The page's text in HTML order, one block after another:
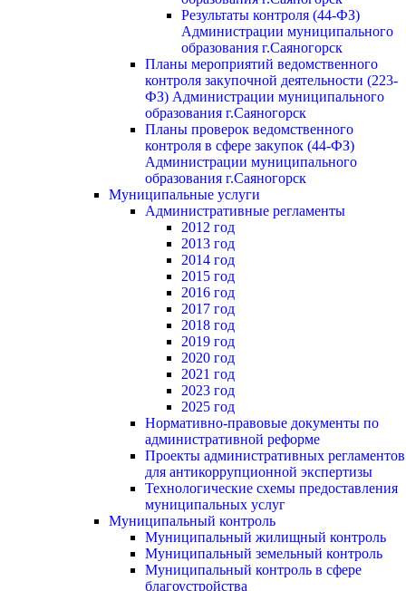
Результаты контроля (44-ФЗ)
Администрации муниципального
образования г.Саяногорск
Планы мероприятий ведомственного
контроля закупочной деятельности (223-
ФЗ) Администрации муниципального
образования г.Саяногорск
Планы проверок ведомственного
контроля в сфере закупок (44-ФЗ)
Администрации муниципального
образования г.Саяногорск
Муниципальные услуги
Административные регламенты
2012 год
2013 год
2014 год
2015 год
2016 год
2017 год
2018 год
2019 год
2020 год
2021 год
2023 год
2025 год
Нормативно-правовые документы по
административной реформе
Проекты административных регламентов
для антикоррупционной экспертизы
Технологические схемы предоставления
муниципальных услуг
Муниципальный контроль
Муниципальный жилищный контроль
Муниципальный земельный контроль
Муниципальный контроль в сфере
благоустройства